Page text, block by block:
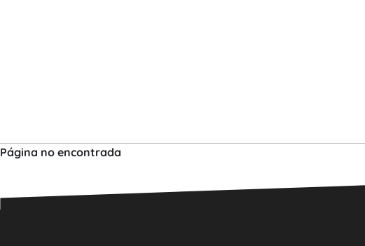
Página no encontrada